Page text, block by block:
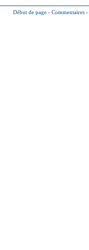
Début de page - Commentaires -